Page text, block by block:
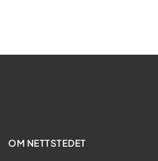
OM NETTSTEDET